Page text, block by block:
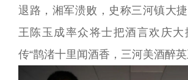
退路，湘军溃败，史称三河镇大
王陈玉成率众将士把酒言欢庆大
传“鹊渚十里闻酒香，三河美酒醉